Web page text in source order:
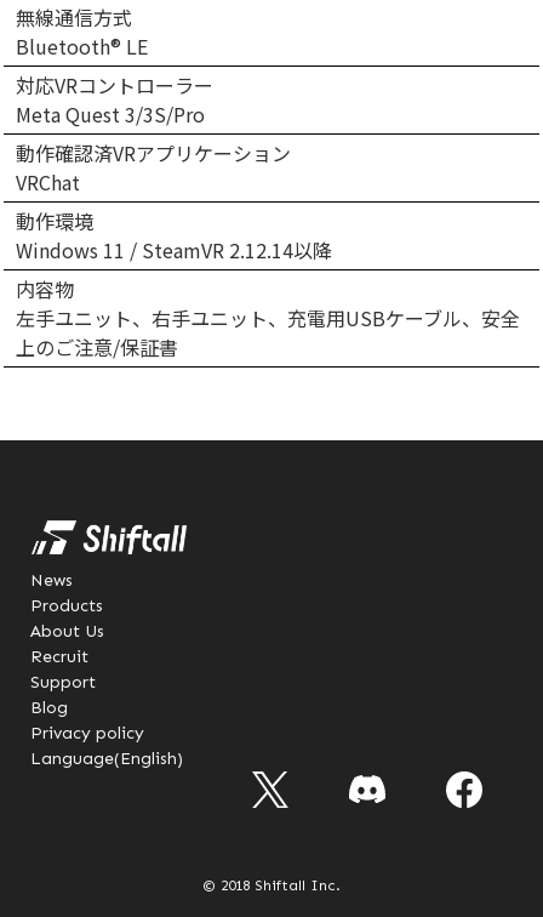
無線通信方式
Bluetooth® LE
対応VRコントローラー
Meta Quest 3/3S/Pro
動作確認済VRアプリケーション
VRChat
動作環境
Windows 11 / SteamVR 2.12.14以降
内容物
左手ユニット、右手ユニット、充電用USBケーブル、安全
上のご注意/保証書
News
Products
About Us
Recruit
Support
Blog
Privacy policy
Language(English)
© 2018 Shiftall Inc.